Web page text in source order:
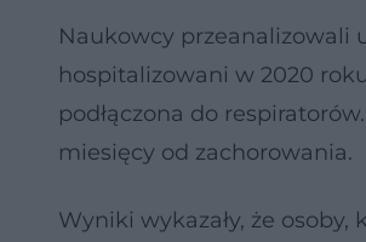
Naukowcy przeanalizowali
hospitalizowani w 2020
podłączona do
miesięcy od zachorowania.
Wyniki wykazały, że